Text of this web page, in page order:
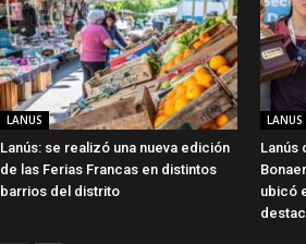
LANUS
Lanús: se realizó una nueva edición
de las Ferias Francas en distintos
barrios del distrito
LANUS
Lanús
ubicó